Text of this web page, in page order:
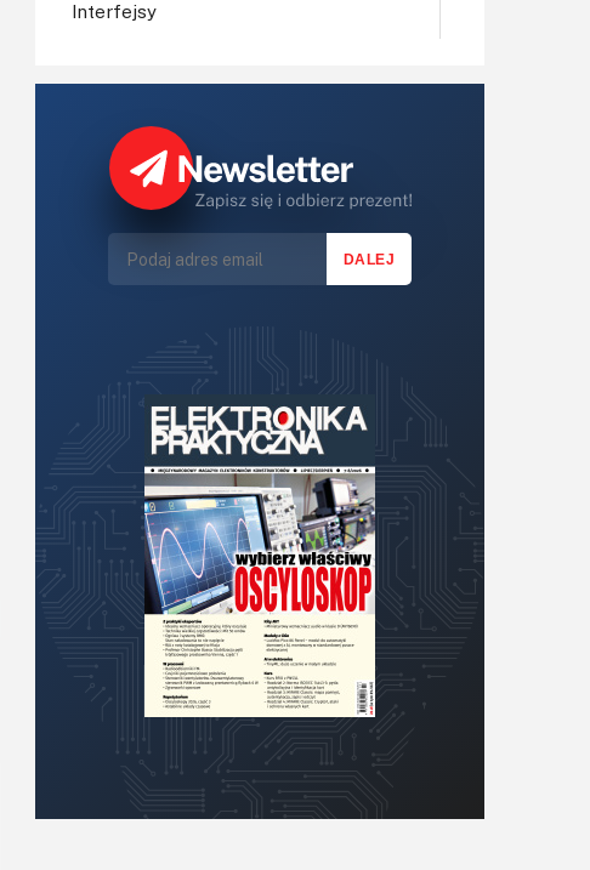
Interfejsy
Koła Naukowe
Książki
Lasery
LED/LCD/OLED
Mechatronika
Narzędzia
Optoelektronika
PCB/Montaż
Podstawy elektroniki
Podzespoły bierne
Półprzewodniki
Pomiary i testy
Projektowanie
Raspberry Pi